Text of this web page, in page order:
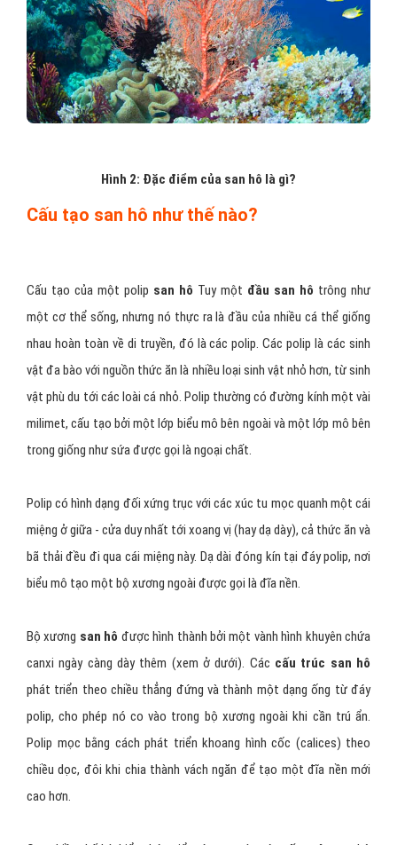
Hình 2: Đặc điểm của san hô là gì?
Cấu tạo san hô như thế nào?
Cấu tạo của một polip san hô Tuy một đầu san hô trông như
một cơ thể sống, nhưng nó thực ra là đầu của nhiều cá thể giống
nhau hoàn toàn về di truyền, đó là các polip. Các polip là các sinh
vật đa bào với nguồn thức ăn là nhiều loại sinh vật nhỏ hơn, từ sinh
vật phù du tới các loài cá nhỏ. Polip thường có đường kính một vài
milimet, cấu tạo bởi một lớp biểu mô bên ngoài và một lớp mô bên
trong giống như sứa được gọi là ngoại chất.
Polip có hình dạng đối xứng trục với các xúc tu mọc quanh một cái
miệng ở giữa - cửa duy nhất tới xoang vị (hay dạ dày), cả thức ăn và
bã thải đều đi qua cái miệng này. Dạ dài đóng kín tại đáy polip, nơi
biểu mô tạo một bộ xương ngoài được gọi là đĩa nền.
Bộ xương san hô được hình thành bởi một vành hình khuyên chứa
canxi ngày càng dày thêm (xem ở dưới). Các cấu trúc san hô
phát triển theo chiều thẳng đứng và thành một dạng ống từ đáy
polip, cho phép nó co vào trong bộ xương ngoài khi cần trú ẩn.
Polip mọc bằng cách phát triển khoang hình cốc (calices) theo
chiều dọc, đôi khi chia thành vách ngăn để tạo một đĩa nền mới
cao hơn.